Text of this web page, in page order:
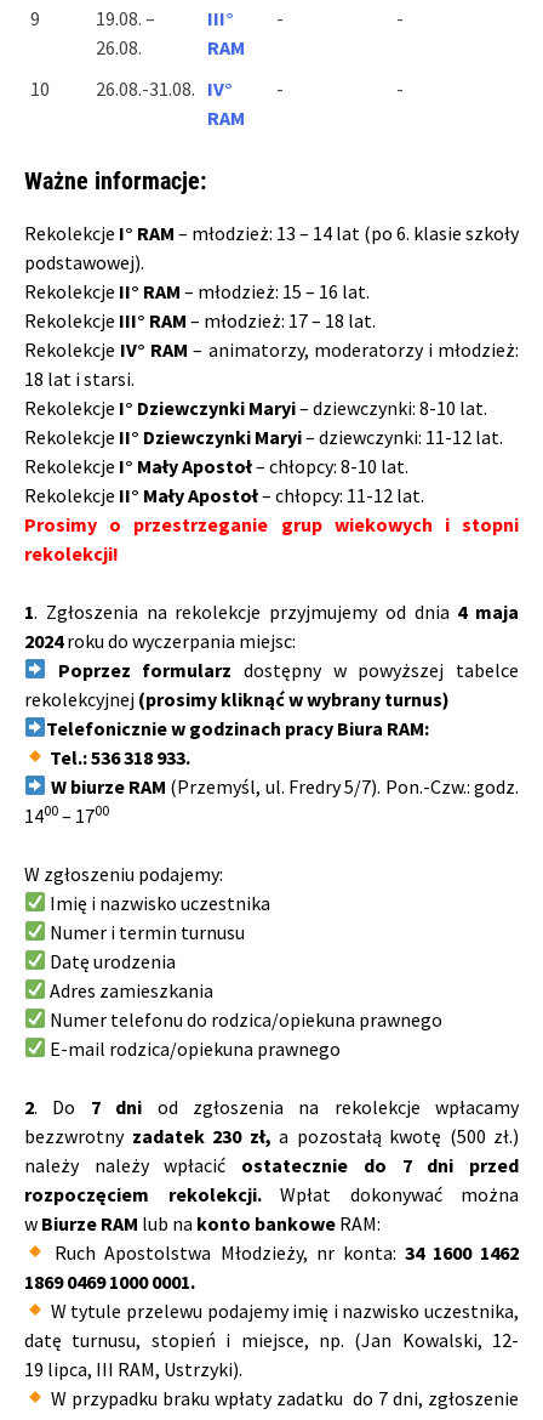
9
19.08. –
26.08.
III°
RAM
- -
10 26.08.-31.08. IV°
RAM
- -
Ważne informacje:
Rekolekcje I° RAM – młodzież: 13 – 14 lat (po 6. klasie szkoły
podstawowej).
Rekolekcje II° RAM – młodzież: 15 – 16 lat.
Rekolekcje III° RAM – młodzież: 17 – 18 lat.
Rekolekcje IV° RAM– animatorzy, moderatorzy i młodzież:
18 lat i starsi.
Rekolekcje I° Dziewczynki Maryi– dziewczynki: 8-10 lat.
Rekolekcje II° Dziewczynki Maryi– dziewczynki: 11-12 lat.
Rekolekcje I° Mały Apostoł– chłopcy: 8-10 lat.
Rekolekcje II° Mały Apostoł– chłopcy: 11-12 lat.
Prosimy o przestrzeganie grup wiekowych i stopni
rekolekcji!
1. Zgłoszenia na rekolekcje przyjmujemy od dnia 4 maja
2024roku do wyczerpania miejsc:
Poprzez formularz dostępny w powyższej tabelce
rekolekcyjnej (prosimy kliknąć w wybrany turnus)
Telefonicznie w godzinach pracy Biura RAM:
Tel.: 536 318 933.
W biurze RAM (Przemyśl, ul. Fredry 5/7). Pon.-Czw.: godz.
1400 – 1700
W zgłoszeniu podajemy:
Imię i nazwisko uczestnika
Numer i termin turnusu
Datę urodzenia
Adres zamieszkania
Numer telefonu do rodzica/opiekuna prawnego
E-mail rodzica/opiekuna prawnego
2. Do 7 dni od zgłoszenia na rekolekcje wpłacamy
bezzwrotny zadatek 230 zł, a pozostałą kwotę (500 zł.)
należy należy wpłacić ostatecznie do 7 dni przed
rozpoczęciem rekolekcji. Wpłat dokonywać można
w Biurze RAM lub na konto bankowe RAM:
Ruch Apostolstwa Młodzieży, nr konta: 34 1600 1462
1869 0469 1000 0001.
W tytule przelewu podajemy imię i nazwisko uczestnika,
datę turnusu, stopień i miejsce, np. (Jan Kowalski, 12-
19 lipca, III RAM, Ustrzyki).
W przypadku braku wpłaty zadatku do 7 dni, zgłoszenie